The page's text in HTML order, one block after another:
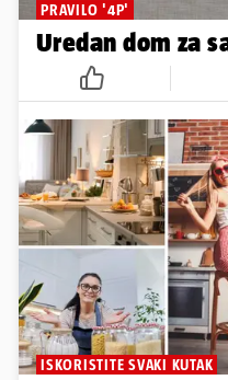
PRAVILO '4P'
Uredan dom za
ISKORISTITE SVAKI KUTAK